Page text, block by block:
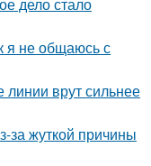
дело стало
я не общаюсь с
линии врут сильнее
за жуткой причины